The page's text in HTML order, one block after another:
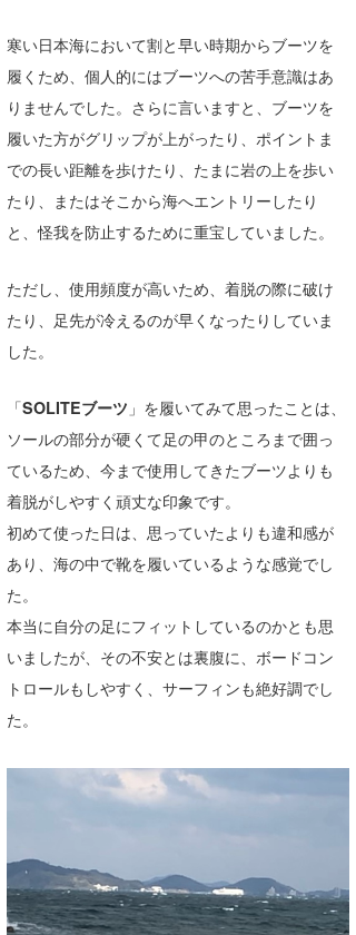
寒い日本海において割と早い時期からブーツを
履くため、個人的にはブーツへの苦手意識はあ
りませんでした。さらに言いますと、ブーツを
履いた方がグリップが上がったり、ポイントま
での長い距離を歩けたり、たまに岩の上を歩い
たり、またはそこから海へエントリーしたり
と、怪我を防止するために重宝していました。
ただし、使用頻度が高いため、着脱の際に破け
たり、足先が冷えるのが早くなったりしていま
した。
「SOLITEブーツ 」を履いてみて思ったことは、
ソールの部分が硬くて足の甲のところまで囲っ
ているため、今まで使用してきたブーツよりも
着脱がしやすく頑丈な印象です。
初めて使った日は、思っていたよりも違和感が
あり、海の中で靴を履いているような感覚でし
た。
本当に自分の足にフィットしているのかとも思
いましたが、その不安とは裏腹に、ボードコン
トロールもしやすく、サーフィンも絶好調でし
た。
arukasvision
CBA Films
熊谷素子
嵯峨明日香
田原啓江
植村未来
+☆maki☆+
chan-U
ECE
KOBU
KY
mitz
S.K
Soulman
ハンマー
波伝説